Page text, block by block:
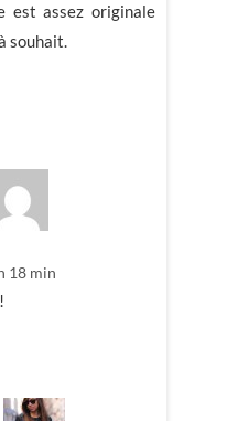
est assez originale
souhait.
18 min